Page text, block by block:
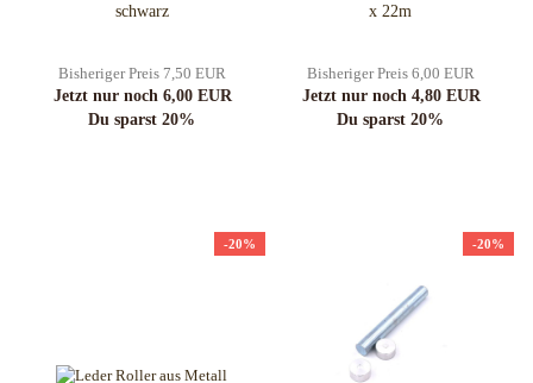
schwarz
Bisheriger Preis 7,50 EUR
Jetzt nur noch 6,00 EUR
Du sparst 20%
x 22m
Bisheriger Preis 6,00 EUR
Jetzt nur noch 4,80 EUR
Du sparst 20%
-20% -20%